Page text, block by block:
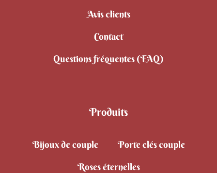
Avis clients
Contact
Questions fréquentes (FAQ)
Produits
Bijoux de couple
Porte clés couple
Roses éternelles